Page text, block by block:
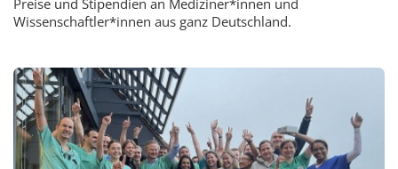
Wissenschaftler*innen aus ganz Deutschland.